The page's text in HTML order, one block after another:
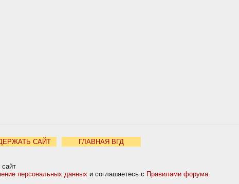
САЙТ
ГЛАВНАЯ ВГД
персональных данных и соглашаетесь с Правилами форума